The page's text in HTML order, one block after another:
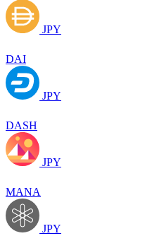
JPY
DAI
JPY
DASH
JPY
MANA
JPY